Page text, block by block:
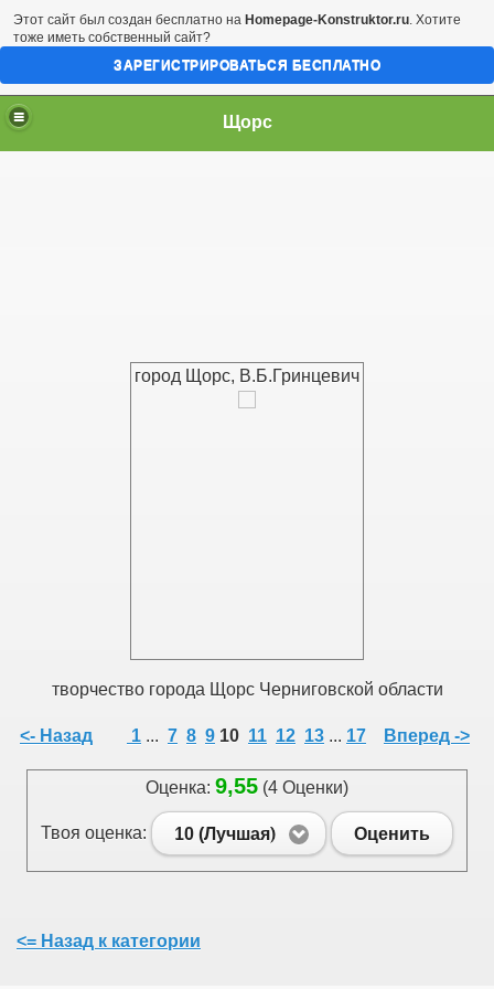
Щорс
город Щорс, В.Б.Гринцевич
творчество города Щорс Черниговской области
<- Назад 1 ... 7 8 9 10 11 12 13 ... 17 Вперед ->
Оценка: 9,55 (4 Оценки)
Твоя оценка: 10 (Лучшая) Оценить
<= Назад к категории
Этот сайт был создан бесплатно на Homepage-Konstruktor.ru. Хотите
тоже иметь собственный сайт?
ЗАРЕГИСТРИРОВАТЬСЯ БЕСПЛАТНО